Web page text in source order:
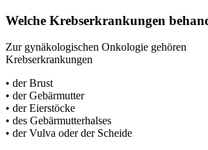
Welche Krebserkrankungen
Zur gynäkologischen Onkologie gehören
Krebserkrankungen
• der Brust
• der Gebärmutter
• der Eierstöcke
• des Gebärmutterhalses
• der Vulva oder der Scheide